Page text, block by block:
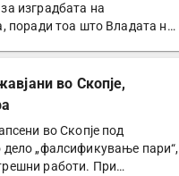
изградбата на
поради тоа што Владата не
во Скопје,
во Скопје под
„фалсификување пари“,
работи. При